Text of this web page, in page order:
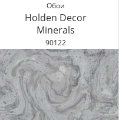
Обои
Holden Decor
Minerals
90122